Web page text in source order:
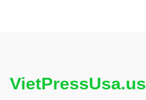
VietPressUsa.us